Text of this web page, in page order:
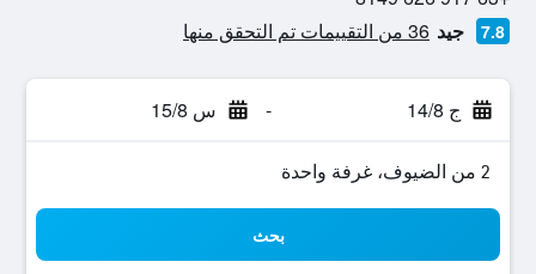
7.8 جيد 36 من التقييمات تم التحقق منها
ج 14/8 - س 15/8
2 من الضيوف، غرفة واحدة
بحث